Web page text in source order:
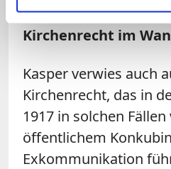
Kirchenrecht im
Kasper verwies auch
Kirchenrecht, das in
1917 in solchen
öffentlichem
Exkommunikation